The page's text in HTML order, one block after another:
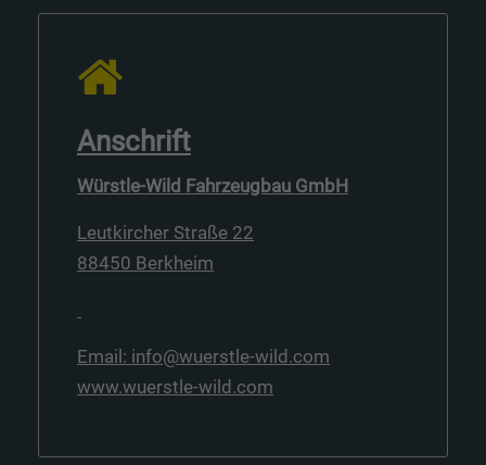
Anschrift
Würstle-Wild Fahrzeugbau GmbH
Leutkircher Straße 22
88450 Berkheim
Email: info@wuerstle-wild.com
www.wuerstle-wild.com